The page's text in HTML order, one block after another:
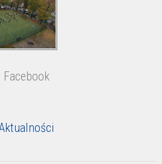
Facebook